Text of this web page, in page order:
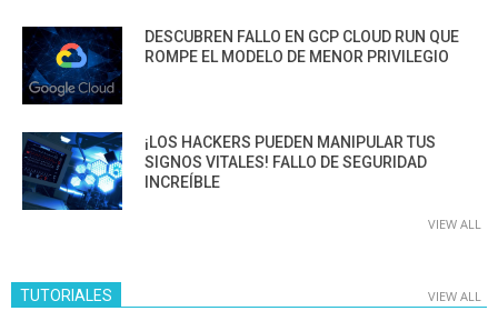
DESCUBREN FALLO EN GCP CLOUD RUN QUE
ROMPE EL MODELO DE MENOR PRIVILEGIO
¡LOS HACKERS PUEDEN MANIPULAR TUS
SIGNOS VITALES! FALLO DE SEGURIDAD
INCREÍBLE
VIEW ALL
TUTORIALES VIEW ALL